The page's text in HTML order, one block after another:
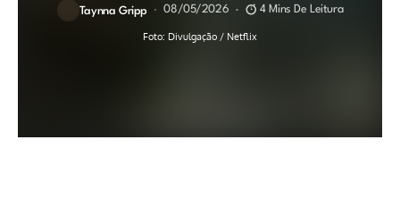
Taynna Gripp 08/05/2026 4 Mins De Leitura
Foto: Divulgação / Netflix